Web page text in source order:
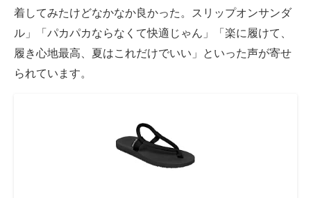
着してみたけどなかなか良かった。スリップオンサンダ
ル」「パカパカならなくて快適じゃん」「楽に履けて、
履き心地最高、夏はこれだけでいい」といった声が寄せ
られています。